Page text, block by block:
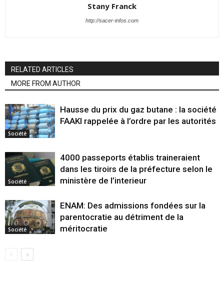
Stany Franck
http://sacer-infos.com
RELATED ARTICLES
MORE FROM AUTHOR
Société
Hausse du prix du gaz butane : la société
FAAKI rappelée à l’ordre par les autorités
Société
4000 passeports établis traineraient
dans les tiroirs de la préfecture selon le
ministère de l’interieur
Société
ENAM: Des admissions fondées sur la
parentocratie au détriment de la
méritocratie